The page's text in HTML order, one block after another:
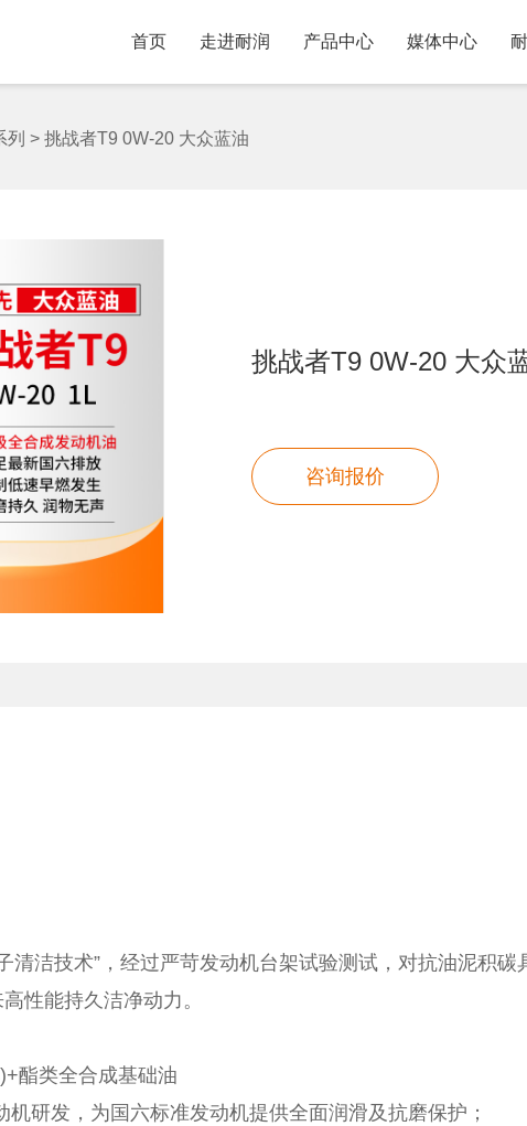
首页 走进耐润 产品中心 媒体中心
列 > 挑战者T9 0W-20 大众蓝油
挑战者T9 0W-20 大众
咨询报价
清洁技术”，经过严苛发动机台架试验测试，对抗油泥积碳
，为引擎带来高性能持久洁
酯类全合成基础油
机研发，为国六标准发动机提供全面润滑及抗磨保护；